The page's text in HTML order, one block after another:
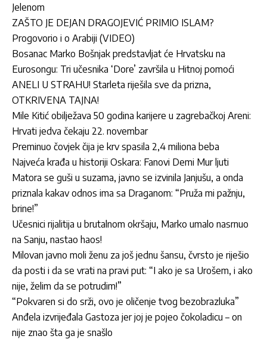
Jelenom
ZAŠTO JE DEJAN DRAGOJEVIĆ PRIMIO ISLAM?
Progovorio i o Arabiji (VIDEO)
Bosanac Marko Bošnjak predstavljat će Hrvatsku na
Eurosongu: Tri učesnika ‘Dore’ završila u Hitnoj pomoći
ANELI U STRAHU! Starleta riješila sve da prizna,
OTKRIVENA TAJNA!
Mile Kitić obilježava 50 godina karijere u zagrebačkoj Areni:
Hrvati jedva čekaju 22. novembar
Preminuo čovjek čija je krv spasila 2,4 miliona beba
Najveća krađa u historiji Oskara: Fanovi Demi Mur ljuti
Matora se guši u suzama, javno se izvinila Janjušu, a onda
priznala kakav odnos ima sa Draganom: “Pruža mi pažnju,
brine!”
Učesnici rijalitija u brutalnom okršaju, Marko umalo nasrnuo
na Sanju, nastao haos!
Milovan javno moli ženu za još jednu šansu, čvrsto je riješio
da posti i da se vrati na pravi put: “I ako je sa Urošem, i ako
nije, želim da se potrudim!”
“Pokvaren si do srži, ovo je oličenje tvog bezobrazluka”
Anđela izvrijeđala Gastoza jer joj je pojeo čokoladicu – on
nije znao šta ga je snašlo